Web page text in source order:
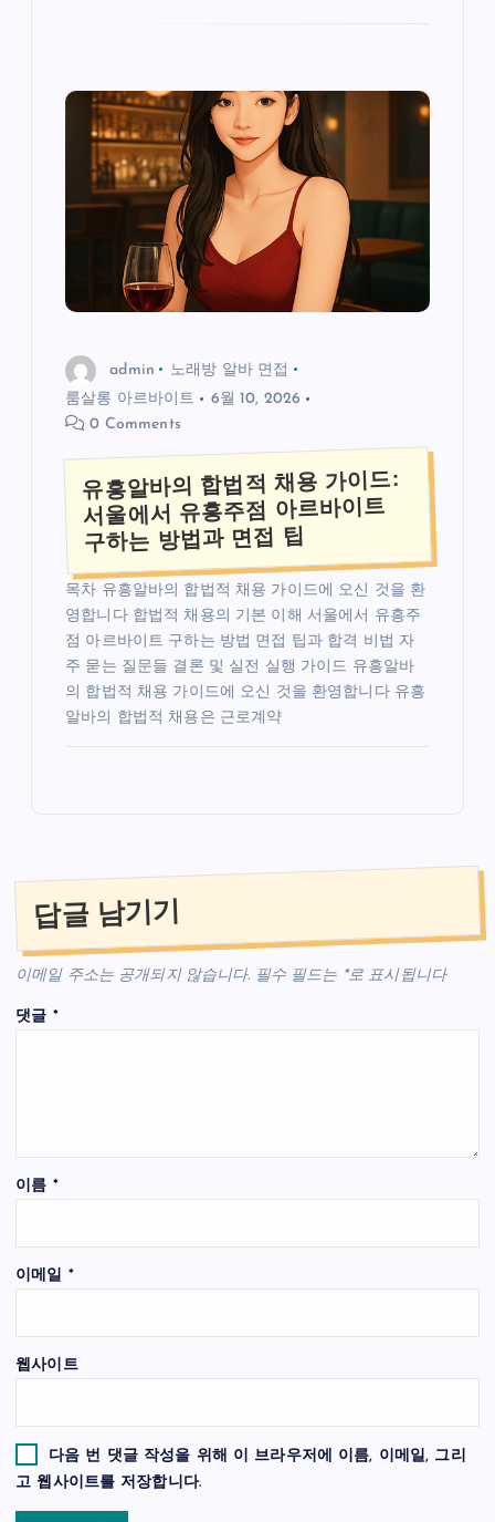
admin
노래방 알바 면접
룸살롱 아르바이트
6월 10, 2026
0 Comments
유흥알바의 합법적 채용 가이드:
서울에서 유흥주점 아르바이트
구하는 방법과 면접 팁
목차 유흥알바의 합법적 채용 가이드에 오신 것을 환
영합니다 합법적 채용의 기본 이해 서울에서 유흥주
점 아르바이트 구하는 방법 면접 팁과 합격 비법 자
주 묻는 질문들 결론 및 실전 실행 가이드 유흥알바
의 합법적 채용 가이드에 오신 것을 환영합니다 유흥
알바의 합법적 채용은 근로계약
답글 남기기
이메일 주소는 공개되지 않습니다. 필수 필드는 *로 표시됩니다
댓글 *
이름 *
이메일 *
웹사이트
다음 번 댓글 작성을 위해 이 브라우저에 이름, 이메일, 그리
고 웹사이트를 저장합니다.